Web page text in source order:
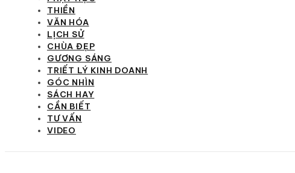
THIỀN
VĂN HÓA
LỊCH SỬ
CHÙA ĐẸP
GƯƠNG SÁNG
TRIẾT LÝ KINH DOANH
GÓC NHÌN
SÁCH HAY
CẦN BIẾT
TƯ VẤN
VIDEO